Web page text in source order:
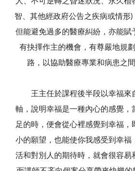
智、其他經政府公告之疾病或情形
但能避免過多的醫療糾紛，亦能賦
有抉擇作主的機會，有尊嚴地規
路，以協助醫療專業和病患之
王主任於課程後半段以幸福來
軸，說明幸福是一種內心的感覺，
足的時，便會從心裡感覺到幸福，
小的願望，也能使你我感受到幸福
活和對別人的期待時，就會很容易